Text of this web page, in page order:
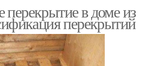
в доме из
перекрытий